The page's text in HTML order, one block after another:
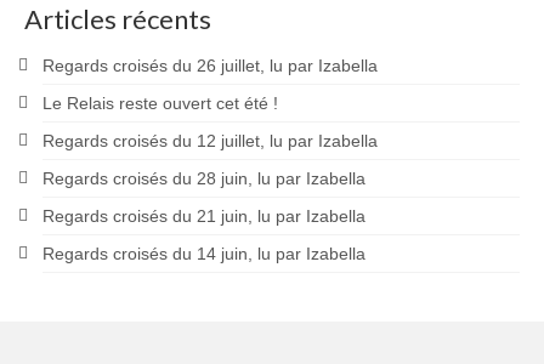
Articles récents
Regards croisés du 26 juillet, lu par Izabella
Le Relais reste ouvert cet été !
Regards croisés du 12 juillet, lu par Izabella
Regards croisés du 28 juin, lu par Izabella
Regards croisés du 21 juin, lu par Izabella
Regards croisés du 14 juin, lu par Izabella